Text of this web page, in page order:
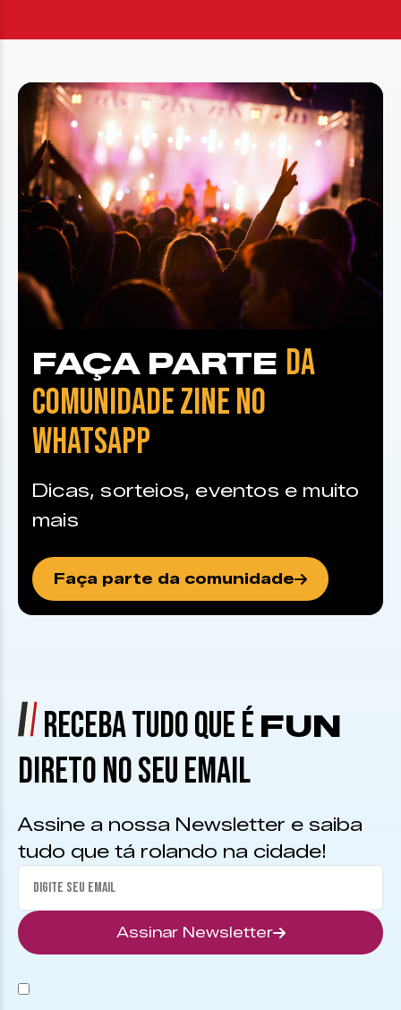
FAÇA PARTE DA
COMUNIDADE ZINE NO
WHATSAPP
Dicas, sorteios, eventos e muito
mais
Faça parte da comunidade
RECEBA TUDO QUE É FUN
DIRETO NO SEU EMAIL
Assine a nossa Newsletter e saiba
tudo que tá rolando na cidade!
Assinar Newsletter